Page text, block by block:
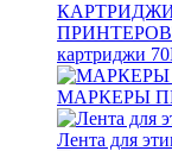
ПРИНТЕРОВ
картриджи 70
МАРКЕРЫ
Лента для